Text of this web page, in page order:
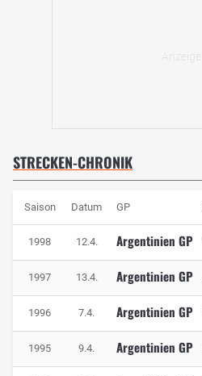
STRECKEN-CHRONIK
Saison Datum GP
1998 12.4. Argentinien GP
1997 13.4. Argentinien GP
1996 7.4. Argentinien GP
1995 9.4. Argentinien GP